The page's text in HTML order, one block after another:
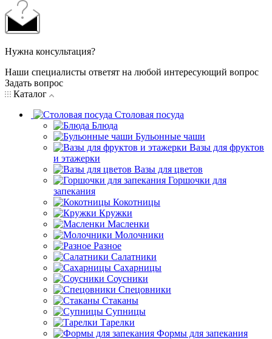
Нужна консультация?
Наши специалисты ответят на любой интересующий вопрос
Задать вопрос
Каталог
Столовая посуда
Блюда
Бульонные чаши
Вазы для фруктов
и этажерки
Вазы для цветов
Горшочки для
запекания
Кокотницы
Кружки
Масленки
Молочники
Разное
Салатники
Сахарницы
Соусники
Спецовники
Стаканы
Супницы
Тарелки
Формы для запекания